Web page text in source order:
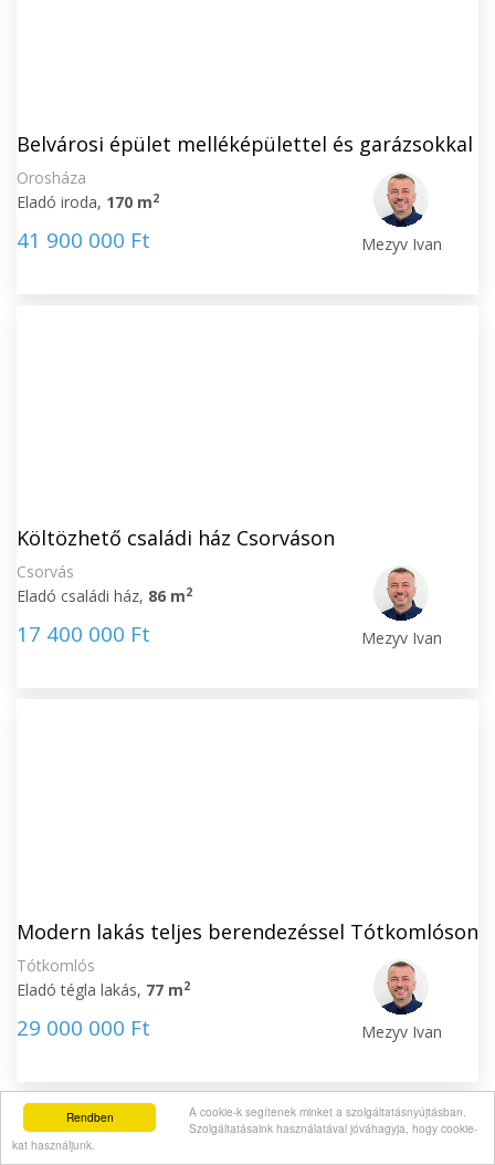
Rendben
A cookie-k segítenek minket a szolgáltatásnyújtásban.
Szolgáltatásaink használatával jóváhagyja, hogy cookie-
kat használjunk.
Belvárosi épület melléképülettel és garázsokkal
Orosháza
Eladó iroda, 170 m2
41 900 000 Ft Mezyv Ivan
Költözhető családi ház Csorváson
Csorvás
Eladó családi ház, 86 m2
17 400 000 Ft Mezyv Ivan
Modern lakás teljes berendezéssel Tótkomlóson
Tótkomlós
Eladó tégla lakás, 77 m2
29 000 000 Ft Mezyv Ivan